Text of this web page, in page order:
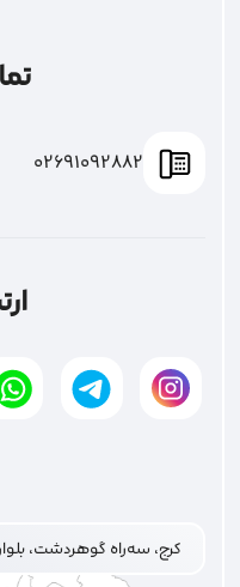
02691092882
کرج، سه‌راه گوهردشت، بلوار